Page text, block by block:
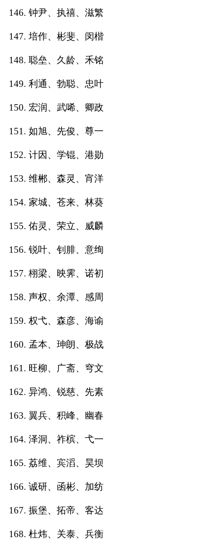
146. 钟尹、执禧、滋繁
147. 培作、彬斐、闵楷
148. 聪垒、久龄、禾铭
149. 利通、勃聪、忠叶
150. 宏润、武唏、卿政
151. 如旭、先俊、尊一
152. 计因、学锟、港勋
153. 维郴、森灵、宵洋
154. 家城、苍来、林葵
155. 佑灵、荣立、威麟
156. 锐叶、钊腓、意绚
157. 栩梁、映霁、诺初
158. 声权、余潭、感周
159. 权弋、森彦、海谕
160. 孟本、珅朗、极战
161. 旺柳、广斋、穹文
162. 异鸿、锐慈、先素
163. 翼兵、积峰、幽春
164. 泽洞、祚槟、弋一
165. 荔维、宾滔、昊坝
166. 诚研、函彬、加纺
167. 振堡、拓帝、客达
168. 杜炜、关泰、兵衡